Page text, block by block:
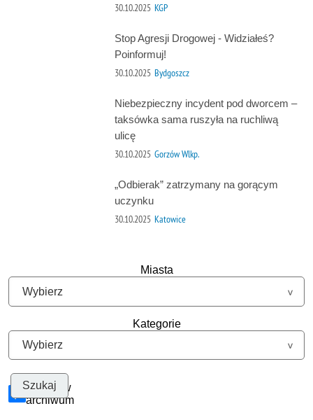
30.10.2025 KGP
Stop Agresji Drogowej - Widziałeś?
Poinformuj!
30.10.2025 Bydgoszcz
Niebezpieczny incydent pod dworcem –
taksówka sama ruszyła na ruchliwą
ulicę
30.10.2025 Gorzów Wlkp.
„Odbierak” zatrzymany na gorącym
uczynku
30.10.2025 Katowice
Miasta
Kategorie
Szukaj w
archiwum